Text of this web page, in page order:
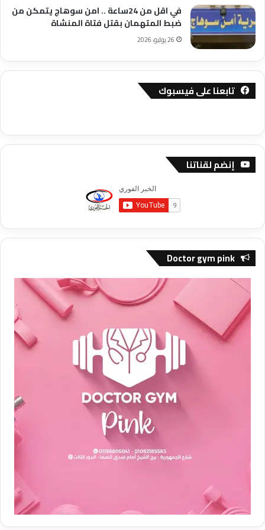
في اقل من 24ساعة .. امن سوهاج يتمكن من
ضبط المتهمان بقتل فتاة المنشاة
26 يوليو، 2026
تابعنا على فيسبوك
إنضم لقناتنا
Doctor gym pink